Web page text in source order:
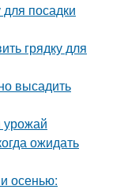
для посадки
грядку для
высадить
урожай
ожидать
осенью: